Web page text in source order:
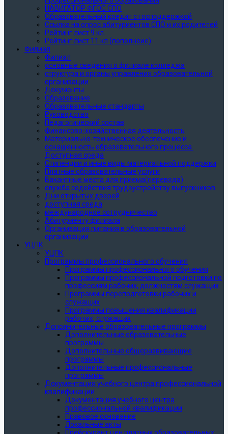
НАВИГАТОР ФГОС СПО
Образовательный кредит с господдержкой
Ссылка на опрос абитуриентов СПО и их родителей
Рейтинг лист 9 кл.
Рейтинг лист 11 кл (пополнеие)
Филиал
Филиал
основные сведения о филиале колледжа
структура и органы управления образовательной
организации
Документы
Образование
Образовательные стандарты
Руководство
Педагогический состав
Финансово-хозяйственная деятельность
Материально-техническое обеспечение и
оснащенность образовательного процесса.
Доступная среда
Стипендии и иные виды материальной поддержки
Платные образовательные услуги
Вакантные места для приема(перевода)
служба содействия трудоустройству выпускников
Дни открытых дверей
доступная среда
международное сотрудничество
Абитуриенту филиала
Организация питания в образовательной
организации
УЦПК
УЦПК
Программы профессионального обучения
Программы профессионального обучения
Программы профессиональной подготовки по
профессиям рабочих, должностям служащих
Программы переподготовки рабочих и
служащих
Программы повышения квалификации
рабочих, служащих
Дополнительные образовательные программы
Дополнительные образовательные
программы
Дополнительные общеразвивающие
программы
Дополнительные профессиональные
программы
Документация учебного центра профессиональной
квалификации
Документация учебного центра
профессиональной квалификации
Правовое основание
Локальные акты